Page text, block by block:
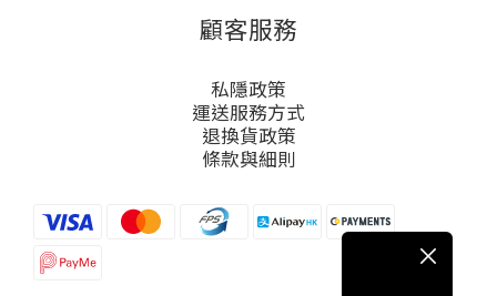
顧客服務
私隱政策
運送服務方式
退換貨政策
條款與細則